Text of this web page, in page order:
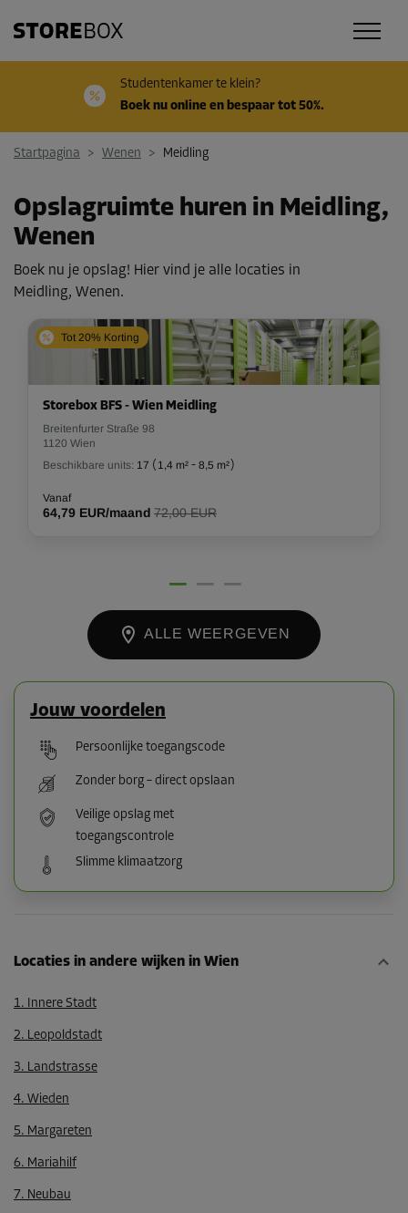
Studentenkamer te klein?
Boek nu online en bespaar tot 50%.
Startpagina > Wenen > Meidling
Opslagruimte huren in Meidling,
Wenen
Boek nu je opslag! Hier vind je alle locaties in
Meidling, Wenen.
Tot 20% Korting
Storebox BFS - Wien Meidling
Breitenfurter Straße 98
1120 Wien
Beschikbare units: 17 ( 1,4 m² - 8,5 m²)
Vanaf
64,79 EUR/maand 72,00 EUR
ALLE WEERGEVEN
Jouw voordelen
Persoonlijke toegangscode
Zonder borg – direct opslaan
Veilige opslag met
toegangscontrole
Slimme klimaatzorg
Locaties in andere wijken in Wien
1. Innere Stadt
2. Leopoldstadt
3. Landstrasse
4. Wieden
5. Margareten
6. Mariahilf
7. Neubau